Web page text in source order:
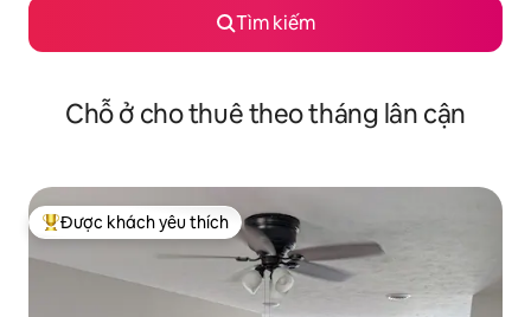
Tìm kiếm
Chỗ ở cho thuê theo tháng lân cận
Được khách yêu thích nhất
Được khách yêu thích